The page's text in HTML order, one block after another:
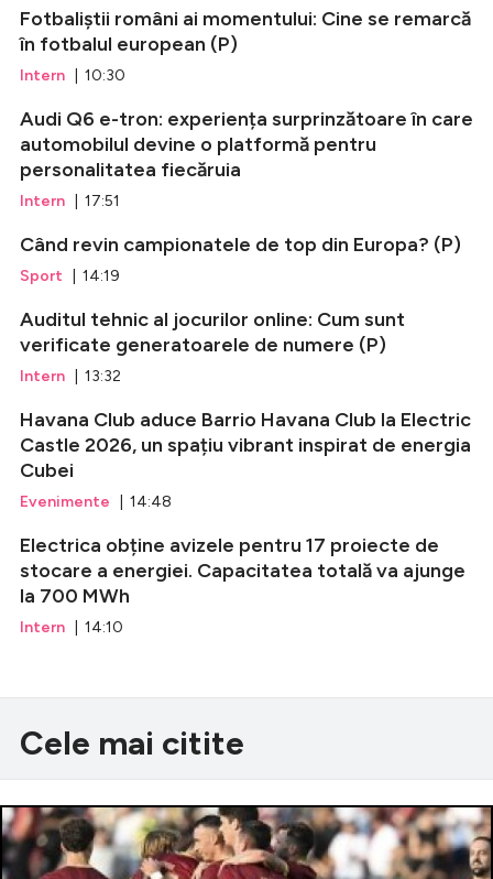
Fotbaliștii români ai momentului: Cine se remarcă
în fotbalul european (P)
Intern | 10:30
Audi Q6 e-tron: experiența surprinzătoare în care
automobilul devine o platformă pentru
personalitatea fiecăruia
Intern | 17:51
Când revin campionatele de top din Europa? (P)
Sport | 14:19
Auditul tehnic al jocurilor online: Cum sunt
verificate generatoarele de numere (P)
Intern | 13:32
Havana Club aduce Barrio Havana Club la Electric
Castle 2026, un spațiu vibrant inspirat de energia
Cubei
Evenimente | 14:48
Electrica obține avizele pentru 17 proiecte de
stocare a energiei. Capacitatea totală va ajunge
la 700 MWh
Intern | 14:10
Cele mai citite